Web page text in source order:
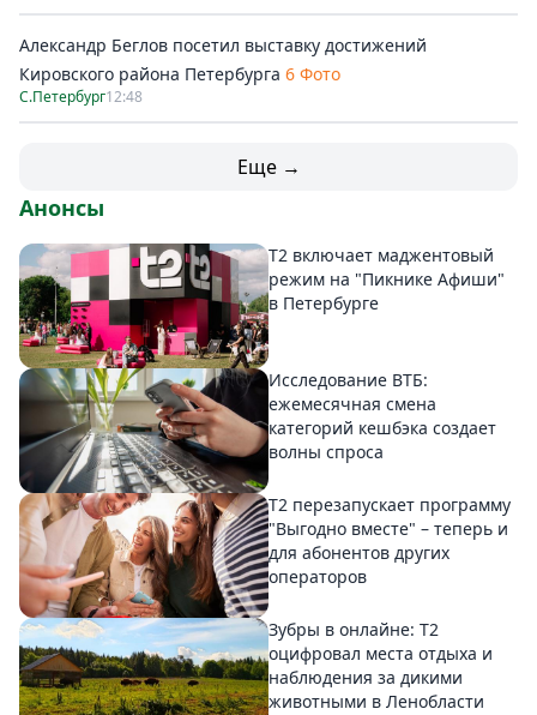
Александр Беглов посетил выставку достижений
Кировского района Петербурга 6 Фото
С.Петербург12:48
Еще →
Анонсы
Т2 включает маджентовый
режим на "Пикнике Афиши"
в Петербурге
Исследование ВТБ:
ежемесячная смена
категорий кешбэка создает
волны спроса
Т2 перезапускает программу
"Выгодно вместе" – теперь и
для абонентов других
операторов
Зубры в онлайне: Т2
оцифровал места отдыха и
наблюдения за дикими
животными в Ленобласти